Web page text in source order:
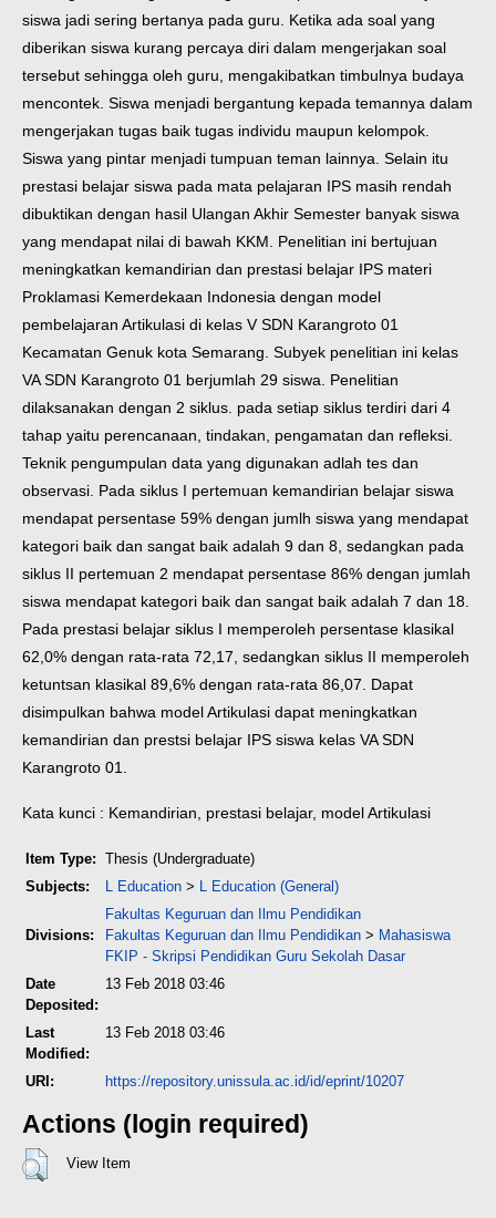
siswa jadi sering bertanya pada guru. Ketika ada soal yang
diberikan siswa kurang percaya diri dalam mengerjakan soal
tersebut sehingga oleh guru, mengakibatkan timbulnya budaya
mencontek. Siswa menjadi bergantung kepada temannya dalam
mengerjakan tugas baik tugas individu maupun kelompok.
Siswa yang pintar menjadi tumpuan teman lainnya. Selain itu
prestasi belajar siswa pada mata pelajaran IPS masih rendah
dibuktikan dengan hasil Ulangan Akhir Semester banyak siswa
yang mendapat nilai di bawah KKM. Penelitian ini bertujuan
meningkatkan kemandirian dan prestasi belajar IPS materi
Proklamasi Kemerdekaan Indonesia dengan model
pembelajaran Artikulasi di kelas V SDN Karangroto 01
Kecamatan Genuk kota Semarang. Subyek penelitian ini kelas
VA SDN Karangroto 01 berjumlah 29 siswa. Penelitian
dilaksanakan dengan 2 siklus. pada setiap siklus terdiri dari 4
tahap yaitu perencanaan, tindakan, pengamatan dan refleksi.
Teknik pengumpulan data yang digunakan adlah tes dan
observasi. Pada siklus I pertemuan kemandirian belajar siswa
mendapat persentase 59% dengan jumlh siswa yang mendapat
kategori baik dan sangat baik adalah 9 dan 8, sedangkan pada
siklus II pertemuan 2 mendapat persentase 86% dengan jumlah
siswa mendapat kategori baik dan sangat baik adalah 7 dan 18.
Pada prestasi belajar siklus I memperoleh persentase klasikal
62,0% dengan rata-rata 72,17, sedangkan siklus II memperoleh
ketuntsan klasikal 89,6% dengan rata-rata 86,07. Dapat
disimpulkan bahwa model Artikulasi dapat meningkatkan
kemandirian dan prestsi belajar IPS siswa kelas VA SDN
Karangroto 01.
Kata kunci : Kemandirian, prestasi belajar, model Artikulasi
Item Type: Thesis (Undergraduate)
Subjects:
L Education > L Education (General)
Divisions:
Fakultas Keguruan dan Ilmu Pendidikan
Fakultas Keguruan dan Ilmu Pendidikan > Mahasiswa
FKIP - Skripsi Pendidikan Guru Sekolah Dasar
Date
Deposited:
13 Feb 2018 03:46
Last
Modified:
13 Feb 2018 03:46
URI: https://repository.unissula.ac.id/id/eprint/10207
Actions (login required)
View Item